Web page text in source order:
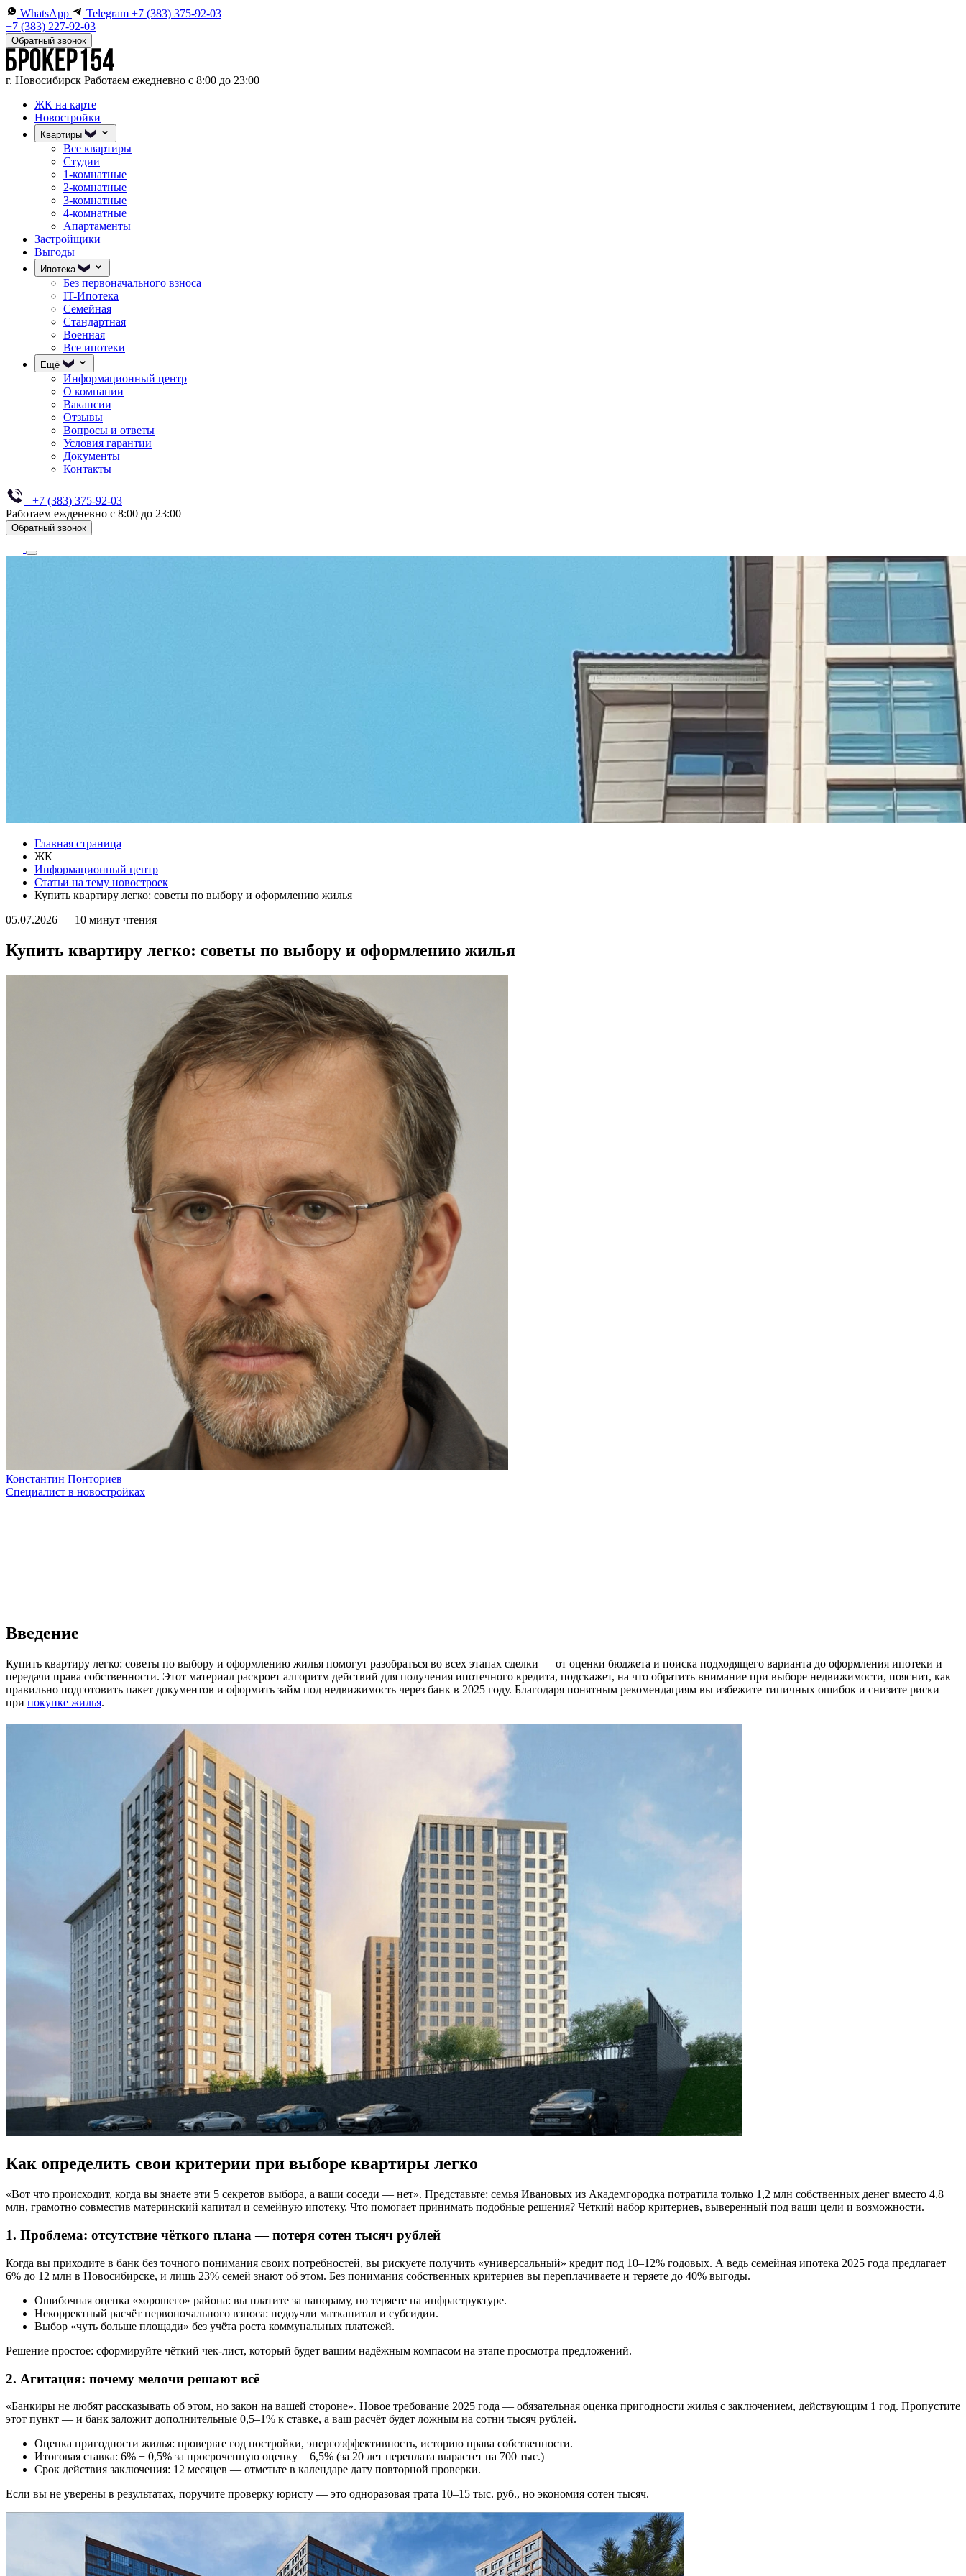
WhatsApp Telegram +7 (383) 375-92-03
+7 (383) 227-92-03
Обратный звонок
г. Новосибирск Работаем ежедневно с 8:00 до 23:00
ЖК на карте
Новостройки
Квартиры
Все квартиры
Студии
1-комнатные
2-комнатные
3-комнатные
4-комнатные
Апартаменты
Застройщики
Выгоды
Ипотека
Без первоначального взноса
IT-Ипотека
Семейная
Стандартная
Военная
Все ипотеки
Ещё
Информационный центр
О компании
Вакансии
Отзывы
Вопросы и ответы
Условия гарантии
Документы
Контакты
+7 (383) 375-92-03
Работаем ежденевно с 8:00 до 23:00
Обратный звонок
Главная страница
ЖК
Информационный центр
Статьи на тему новостроек
Купить квартиру легко: советы по выбору и оформлению жилья
05.07.2026 — 10 минут чтения
Купить квартиру легко: советы по выбору и оформлению жилья
Константин Понториев
Специалист в новостройках
Введение
Купить квартиру легко: советы по выбору и оформлению жилья помогут разобраться во всех этапах сделки — от оценки бюджета и поиска подходящего варианта до оформления ипотеки и
передачи права собственности. Этот материал раскроет алгоритм действий для получения ипотечного кредита, подскажет, на что обратить внимание при выборе недвижимости, пояснит, как
правильно подготовить пакет документов и оформить займ под недвижимость через банк в 2025 году. Благодаря понятным рекомендациям вы избежите типичных ошибок и снизите риски
при покупке жилья.
Как определить свои критерии при выборе квартиры легко
«Вот что происходит, когда вы знаете эти 5 секретов выбора, а ваши соседи — нет». Представьте: семья Ивановых из Академгородка потратила только 1,2 млн собственных денег вместо 4,8
млн, грамотно совместив материнский капитал и семейную ипотеку. Что помогает принимать подобные решения? Чёткий набор критериев, выверенный под ваши цели и возможности.
1. Проблема: отсутствие чёткого плана — потеря сотен тысяч рублей
Когда вы приходите в банк без точного понимания своих потребностей, вы рискуете получить «универсальный» кредит под 10–12% годовых. А ведь семейная ипотека 2025 года предлагает
6% до 12 млн в Новосибирске, и лишь 23% семей знают об этом. Без понимания собственных критериев вы переплачиваете и теряете до 40% выгоды.
Ошибочная оценка «хорошего» района: вы платите за панораму, но теряете на инфраструктуре.
Некорректный расчёт первоночального взноса: недоучли маткапитал и субсидии.
Выбор «чуть больше площади» без учёта роста коммунальных платежей.
Решение простое: сформируйте чёткий чек-лист, который будет вашим надёжным компасом на этапе просмотра предложений.
2. Агитация: почему мелочи решают всё
«Банкиры не любят рассказывать об этом, но закон на вашей стороне». Новое требование 2025 года — обязательная оценка пригодности жилья с заключением, действующим 1 год. Пропустите
этот пункт — и банк заложит дополнительные 0,5–1% к ставке, а ваш расчёт будет ложным на сотни тысяч рублей.
Оценка пригодности жилья: проверьте год постройки, энергоэффективность, историю права собственности.
Итоговая ставка: 6% + 0,5% за просроченную оценку = 6,5% (за 20 лет переплата вырастет на 700 тыс.)
Срок действия заключения: 12 месяцев — отметьте в календаре дату повторной проверки.
Если вы не уверены в результатах, поручите проверку юристу — это одноразовая трата 10–15 тыс. руб., но экономия сотен тысяч.